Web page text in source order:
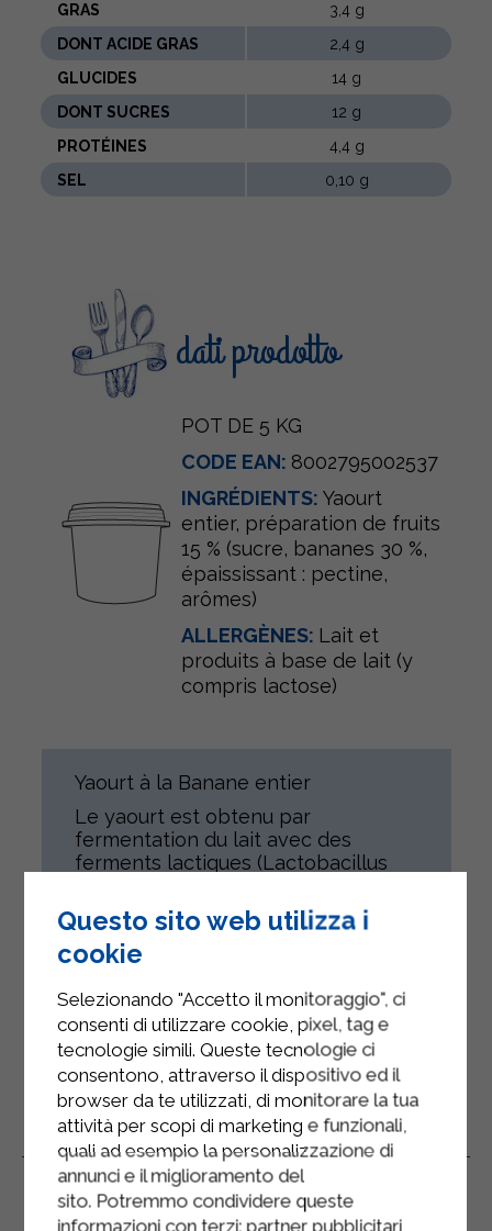
GRAS
3,4 g
DONT ACIDE GRAS
2,4 g
GLUCIDES
14 g
DONT SUCRES
12 g
PROTÉINES
4,4 g
SEL
0,10 g
dati prodotto
POT DE 5 KG
CODE EAN: 8002795002537
INGRÉDIENTS: Yaourt
entier, préparation de fruits
15 % (sucre, bananes 30 %,
épaississant : pectine,
arômes)
ALLERGÈNES: Lait et
produits à base de lait (y
compris lactose)
Yaourt à la Banane entier
Le yaourt est obtenu par
fermentation du lait avec des
ferments lactiques (Lactobacillus
thermophilus)
Ce produit s'adresse à tous, sous
réserve de leur état de santé.
Sans gluten.
Produits Connexes
Questo sito web utilizza i
cookie
Selezionando "Accetto il monitoraggio", ci
consenti di utilizzare cookie, pixel, tag e
tecnologie simili. Queste tecnologie ci
consentono, attraverso il dispositivo ed il
browser da te utilizzati, di monitorare la tua
attività per scopi di marketing e funzionali,
quali ad esempio la personalizzazione di
annunci e il miglioramento del
sito. Potremmo condividere queste
informazioni con terzi: partner pubblicitari